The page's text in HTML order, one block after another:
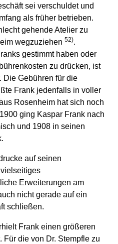
sei verschuldet und
als früher betrieben.
gehende Atelier zu
wegzuziehen 52).
gestimmt haben oder
zu drücken, ist
Die Gebühren für die
Frank jedenfalls in voller
Rosenheim hat sich noch
ging Kaspar Frank nach
und 1908 in seinen
auf seinen
Erweiterungen am
nicht gerade auf ein
schließen.
Frank einen größeren
Für die von Dr. Stempfle zu